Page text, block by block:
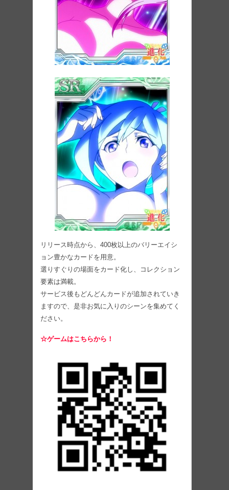
リリース時点から、400枚以上のバリーエイシ
ョン豊かなカードを用意。
選りすぐりの場面をカード化し、コレクション
要素は満載。
サービス後もどんどんカードが追加されていき
ますので、是非お気に入りのシーンを集めてく
ださい。
☆ゲームはこちらから！